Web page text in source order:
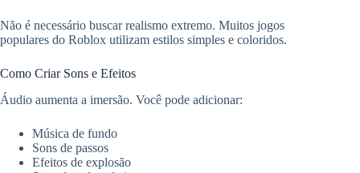
Não é necessário buscar realismo extremo. Muitos jogos
populares do Roblox utilizam estilos simples e coloridos.
Como Criar Sons e Efeitos
Áudio aumenta a imersão. Você pode adicionar:
Música de fundo
Sons de passos
Efeitos de explosão